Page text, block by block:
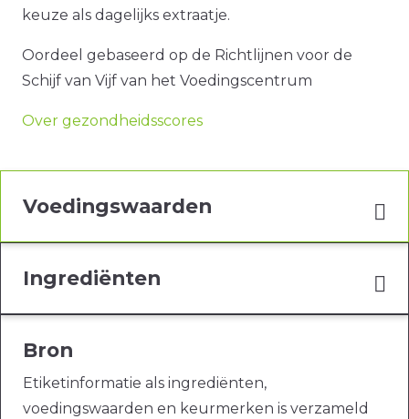
keuze als dagelijks extraatje.
Oordeel gebaseerd op de Richtlijnen voor de
Schijf van Vijf van het Voedingscentrum
Over gezondheidsscores
Voedingswaarden
Ingrediënten
Bron
Etiketinformatie als ingrediënten,
voedingswaarden en keurmerken is verzameld